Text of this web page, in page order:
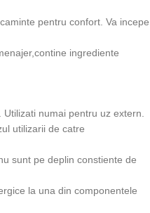
pentru confort. Va incepe
ingrediente
numai pentru uz extern.
utilizarii de catre
sunt pe deplin constiente de
la una din componentele